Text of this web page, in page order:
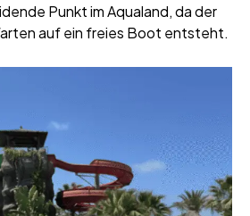
Punkt im Aqualand, da der
auf ein freies Boot entsteht.